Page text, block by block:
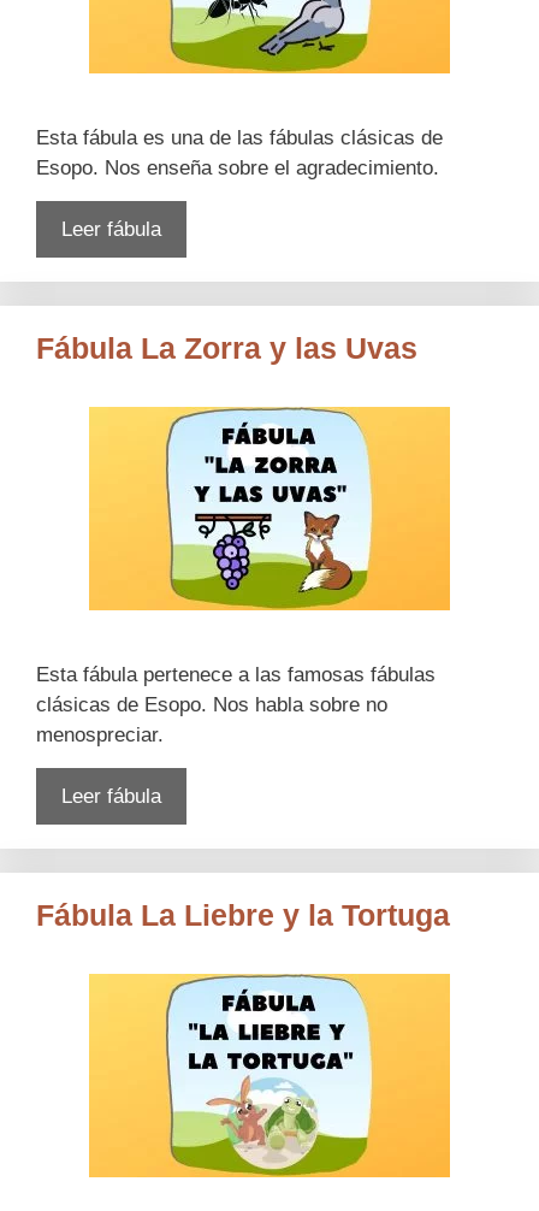
Esta fábula es una de las fábulas clásicas de
Esopo. Nos enseña sobre el agradecimiento.
Leer fábula
Fábula La Zorra y las Uvas
Esta fábula pertenece a las famosas fábulas
clásicas de Esopo. Nos habla sobre no
menospreciar.
Leer fábula
Fábula La Liebre y la Tortuga